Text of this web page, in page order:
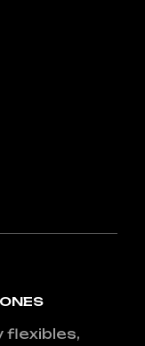
flexibles,